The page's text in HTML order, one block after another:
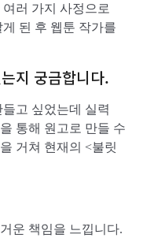
러 가지 사정으로
된 후 웹툰 작가를
지 궁금합니다.
고 싶었는데 실력
통해 원고로 만들 수
거쳐 현재의 <불릿
운 책임을 느낍니다.